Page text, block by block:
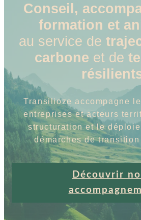
Conseil,
formation et
au service de
carbone et de
Transilioze accompagne
entreprises et acteurs
structuration et le
démarches de
Découvrir